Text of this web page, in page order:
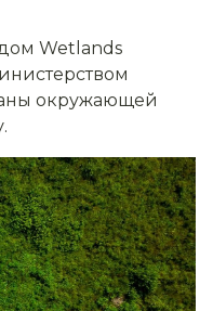
Wetlands
окружающей